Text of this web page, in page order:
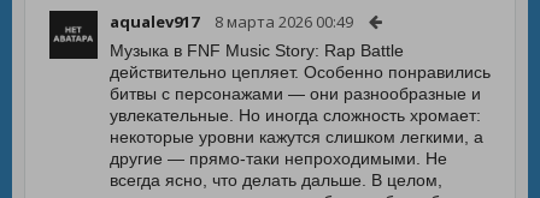
aqualev917 8 марта 2026 00:49
Музыка в FNF Music Story: Rap Battle
действительно цепляет. Особенно понравились
битвы с персонажами — они разнообразные и
увлекательные. Но иногда сложность хромает:
некоторые уровни кажутся слишком легкими, а
другие — прямо-таки непроходимыми. Не
всегда ясно, что делать дальше. В целом,